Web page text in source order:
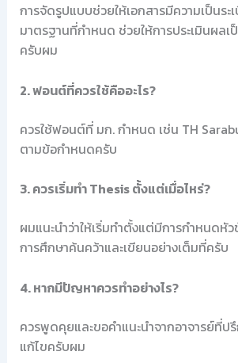
การจัดรูปแบบช่วยให้เอกสารมีความเป็นระ
มาตรฐานที่กำหนด ช่วยให้การประเมินผลเ
ครับผม
2. ฟอนต์ที่ควรใช้คืออะไร?
ควรใช้ฟอนต์ที่ มก. กำหนด เช่น TH
ตามข้อกำหนดครับ
3. ควรเริ่มทำ Thesis ตั้งแต่เมื่อไหร่?
ผมแนะนำว่าให้เริ่มทำตั้งแต่มีการกำหนดหัว
การศึกษาค้นคว้าและเขียนอย่างเต็มที่ครับ
4. หากมีปัญหาควรทำอย่างไร?
ควรพูดคุยและขอคำแนะนำจากอาจารย์ที่ป
แก้ไขครับผม